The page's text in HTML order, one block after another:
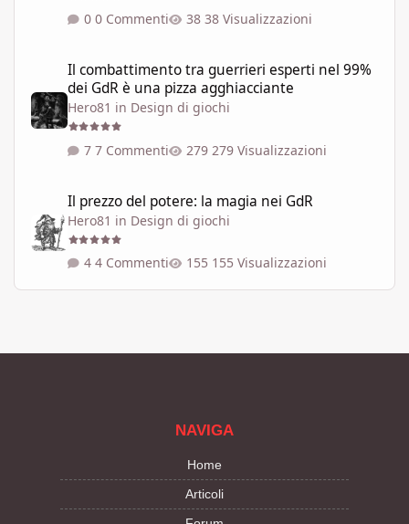
0 Commenti 38 Visualizzazioni
Il combattimento tra guerrieri esperti nel 99%
dei GdR è una pizza agghiacciante
Hero81 in Design di giochi
7 Commenti 279 Visualizzazioni
Il prezzo del potere: la magia nei GdR
Hero81 in Design di giochi
4 Commenti 155 Visualizzazioni
NAVIGA
Home
Articoli